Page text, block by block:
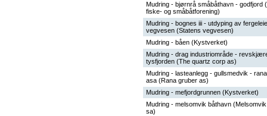
Mudring - bjørnrå småbåthavn - godfjord
fiske- og småbåtforening)
Mudring - bognes iii - utdyping av
vegvesen (Statens vegvesen)
Mudring - båen (Kystverket)
Mudring - drag industriområde -
tysfjorden (The quartz corp as)
Mudring - lasteanlegg - gullsmedvik -
asa (Rana gruber as)
Mudring - mefjordgrunnen (Kystverket)
Mudring - melsomvik båthavn
sa)